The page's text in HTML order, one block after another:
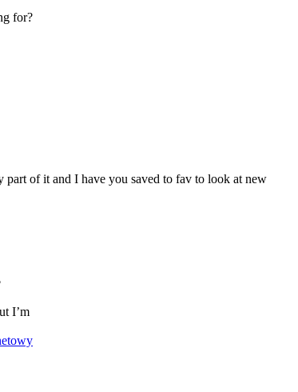
for?
of it and I have you saved to fav to look at new
I’m